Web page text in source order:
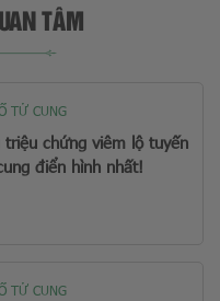
TÂM
TỬ CUNG
triệu chứng viêm lộ tuyến
điển hình nhất!
TỬ CUNG